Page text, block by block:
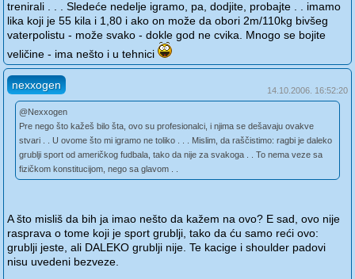
trenirali . . . Sledeće nedelje igramo, pa, dodjite, probajte . . imamo
lika koji je 55 kila i 1,80 i ako on može da obori 2m/110kg bivšeg
vaterpolistu - može svako - dokle god ne cvika. Mnogo se bojite
veličine - ima nešto i u tehnici
nexxogen 14.10.2006. 16:52:20
@Nexxogen
Pre nego što kažeš bilo šta, ovo su profesionalci, i njima se dešavaju ovakve
stvari . . U ovome što mi igramo ne toliko . . . Mislim, da raščistimo: ragbi je daleko
grublji sport od američkog fudbala, tako da nije za svakoga . . To nema veze sa
fizičkom konstitucijom, nego sa glavom . .
A što misliš da bih ja imao nešto da kažem na ovo? E sad, ovo nije
rasprava o tome koji je sport grublji, tako da ću samo reći ovo:
grublji jeste, ali DALEKO grublji nije. Te kacige i shoulder padovi
nisu uvedeni bezveze.